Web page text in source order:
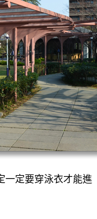
一定要穿泳衣才能進